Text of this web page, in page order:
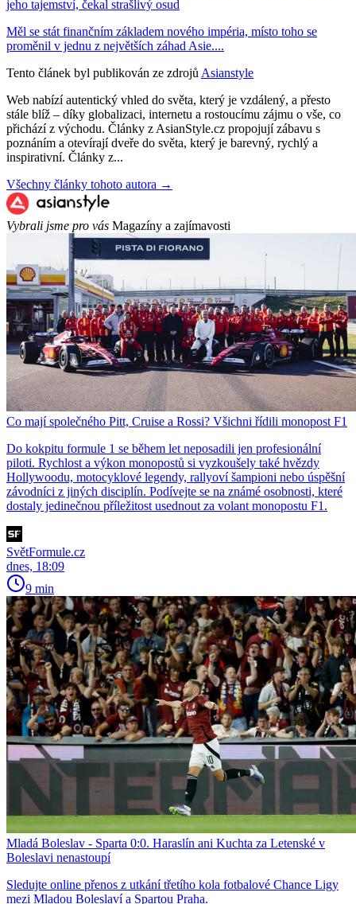
jeho tajemství, čekal strašlivý osud
Měl se stát finančním základem nového impéria, místo toho se
proměnil v jednu z největších záhad Asie....
Tento článek byl publikován ze zdrojů Asianstyle
Web nabízí autentický vhled do světa, který je vzdálený, a přesto
stále blíž – díky globalizaci, internetu a rostoucímu zájmu o vše, co
přichází z východu. Články z AsianStyle.cz propojují zábavu s
poznáním a otevírají dveře do světa, který je barevný, rychlý a
inspirativní. Články z...
Všechny články tohoto autora →
Vybrali jsme pro vás Magazíny a zajímavosti
Co mají společného Pitt, Cruise a Rossi? Všichni řídili monopost F1
Do kokpitu formule 1 se během let neposadili jen profesionální
piloti. Rychlost a výkon monopostů si vyzkoušely také hvězdy
Hollywoodu, motocyklové legendy, rallyoví šampioni nebo úspěšní
závodníci z jiných disciplín. Podívejte se na známé osobnosti, které
dostaly jedinečnou příležitost usednout za volant monopostu F1.
SvětFormule.cz
dnes, 18:09
9 min
Mladá Boleslav - Sparta 0:0. Haraslín ani Kuchta za Letenské v
Boleslavi nenastoupí
Sledujte online přenos z utkání třetího kola fotbalové Chance Ligy
mezi Mladou Boleslaví a Spartou Praha.